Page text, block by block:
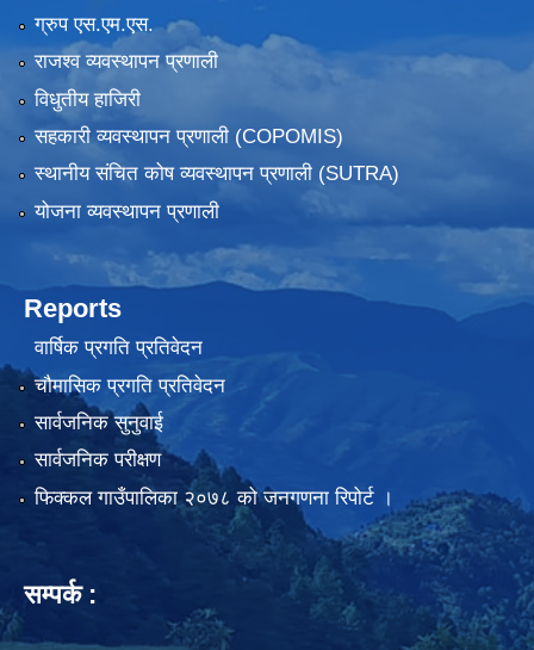
ग्रुप एस.एम.एस.
राजश्व व्यवस्थापन प्रणाली
विधुतीय हाजिरी
सहकारी व्यवस्थापन प्रणाली (COPOMIS)
स्थानीय संचित कोष व्यवस्थापन प्रणाली (SUTRA)
योजना व्यवस्थापन प्रणाली
Reports
वार्षिक प्रगति प्रतिवेदन
चौमासिक प्रगति प्रतिवेदन
सार्वजनिक सुनुवाई
सार्वजनिक परीक्षण
फिक्कल गाउँपालिका २०७८ को जनगणना रिपोर्ट ।
सम्पर्क :